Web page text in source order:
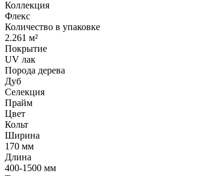
Коллекция
Флекс
Количество в упаковке
2.261 м²
Покрытие
UV лак
Порода дерева
Дуб
Селекция
Прайм
Цвет
Кольт
Ширина
170 мм
Длина
400-1500 мм